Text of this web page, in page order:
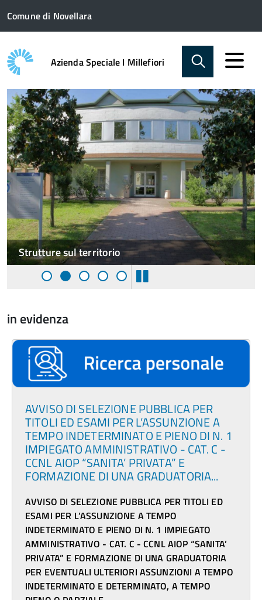
Comune di Novellara
Azienda Speciale I Millefiori
Strutture sul territorio
in evidenza
AVVISO DI SELEZIONE PUBBLICA PER
TITOLI ED ESAMI PER L’ASSUNZIONE A
TEMPO INDETERMINATO E PIENO DI N. 1
IMPIEGATO AMMINISTRATIVO - CAT. C -
CCNL AIOP “SANITA’ PRIVATA” E
FORMAZIONE DI UNA GRADUATORIA...
AVVISO DI SELEZIONE PUBBLICA PER TITOLI ED
ESAMI PER L’ASSUNZIONE A TEMPO
INDETERMINATO E PIENO DI N. 1 IMPIEGATO
AMMINISTRATIVO - CAT. C - CCNL AIOP “SANITA’
PRIVATA” E FORMAZIONE DI UNA GRADUATORIA
PER EVENTUALI ULTERIORI ASSUNZIONI A TEMPO
INDETERMINATO E DETERMINATO, A TEMPO